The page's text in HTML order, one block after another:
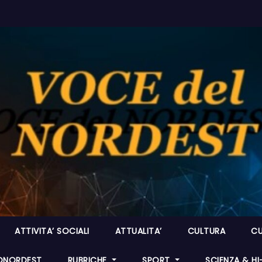
ATTIVITA’ SOCIALI ATTUALITA’ CULTURA